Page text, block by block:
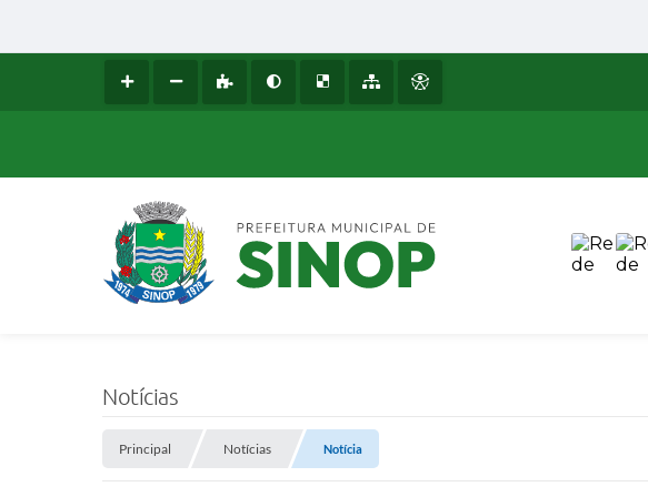
Notícias
Principal Notícias Notícia